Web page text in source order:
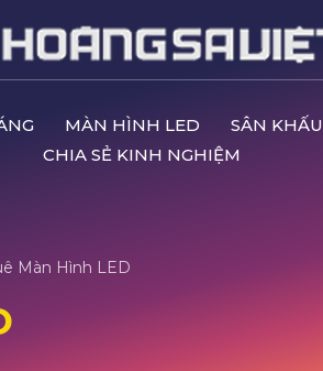
MÀN HÌNH LED SÂN KHẤU
CHIA SẺ KINH NGHIỆM
Màn Hình LED